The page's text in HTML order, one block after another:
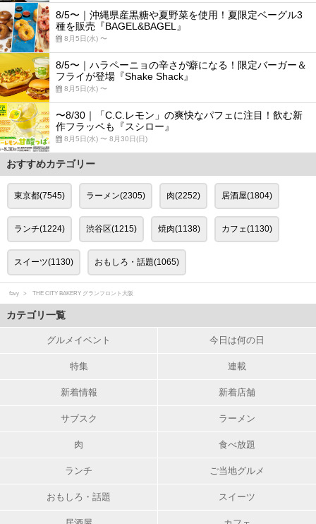
8/5〜｜沖縄県産黒糖や夏野菜を使用！夏限定ベーグル3
種を販売『BAGEL&BAGEL』
8月5日(水) 〜
8/5〜｜ハラペーニョの辛さが癖になる！限定バーガー＆
フライが登場『Shake Shack』
8月5日(水) 〜
〜8/30｜「C.C.レモン」の爽快なパフェに注目！飲む新
作フラッペも『スシロー』
8月5日(水) 〜 8月30日(日)
おすすめカテゴリー
東京都(7545) ラーメン(2305) 肉(2252) 居酒屋(1804)
ランチ(1224) 渋谷区(1215) 焼肉(1138) カフェ(1130)
スイーツ(1130) おもしろ・話題(1065)
favy THE CITY BAKERY グランフロント大阪
カテゴリ一覧
グルメイベント 今日は何の日
特集 連載
新着情報 新着店舗
サブスク ラーメン
肉 食べ放題
ランチ ご当地グルメ
おもしろ・話題 スイーツ